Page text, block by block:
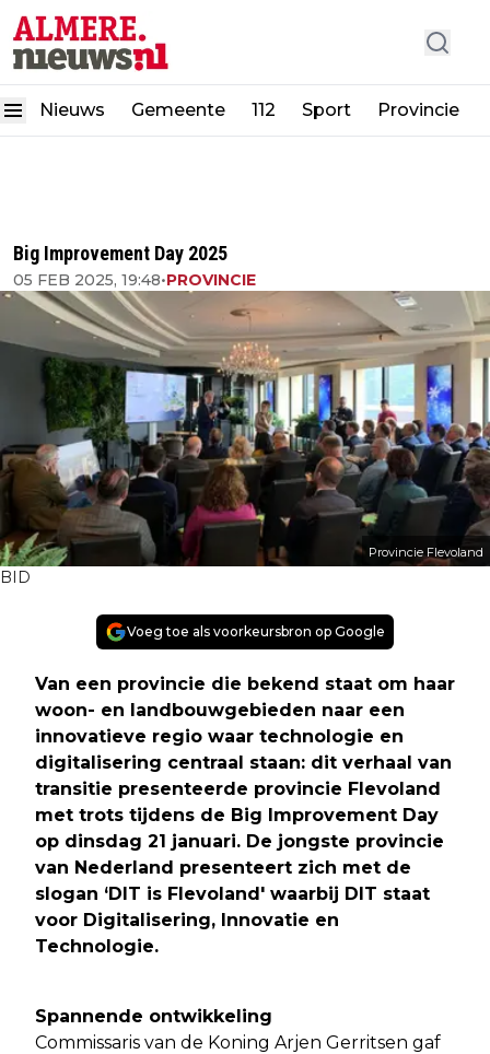
Nieuws Gemeente 112 Sport Provincie
Big Improvement Day 2025
05 FEB 2025, 19:48•PROVINCIE
Provincie Flevoland
BID
Voeg toe als voorkeursbron op Google
Van een provincie die bekend staat om haar
woon- en landbouwgebieden naar een
innovatieve regio waar technologie en
digitalisering centraal staan: dit verhaal van
transitie presenteerde provincie Flevoland
met trots tijdens de Big Improvement Day
op dinsdag 21 januari. De jongste provincie
van Nederland presenteert zich met de
slogan ‘DIT is Flevoland' waarbij DIT staat
voor Digitalisering, Innovatie en
Technologie.
Spannende ontwikkeling
Commissaris van de Koning Arjen Gerritsen gaf